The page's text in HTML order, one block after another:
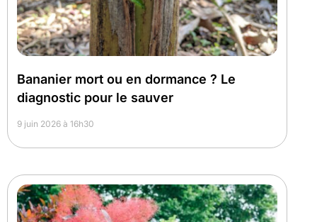
Bananier mort ou en dormance ? Le
diagnostic pour le sauver
9 juin 2026 à 16h30